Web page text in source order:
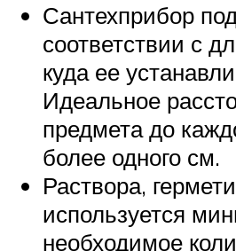
Сантехприбор
соответствии с
куда ее
Идеальное
предмета до
более одного см.
Раствора,
используется
необходимое